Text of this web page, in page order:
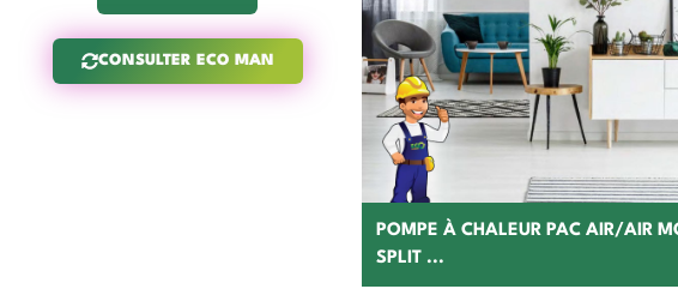
CONSULTER ECO MAN
POMPE À CHALEUR PAC AIR/AIR
SPLIT ...